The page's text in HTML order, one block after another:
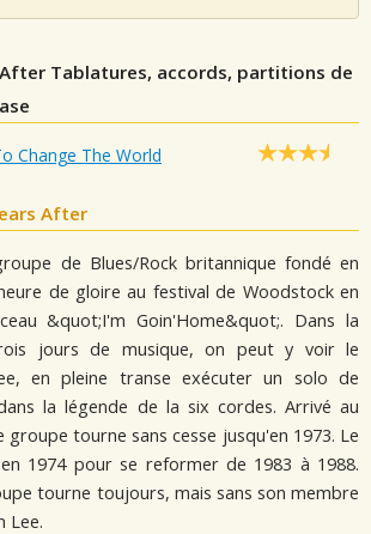
Tablatures, accords, partitions de
Change The World
After
de Blues/Rock britannique fondé en
de gloire au festival de Woodstock en
&quot;I'm Goin'Home&quot;. Dans la
jours de musique, on peut y voir le
en pleine transe exécuter un solo de
la légende de la six cordes. Arrivé au
groupe tourne sans cesse jusqu'en 1973. Le
1974 pour se reformer de 1983 à 1988.
tourne toujours, mais sans son membre
Lee.